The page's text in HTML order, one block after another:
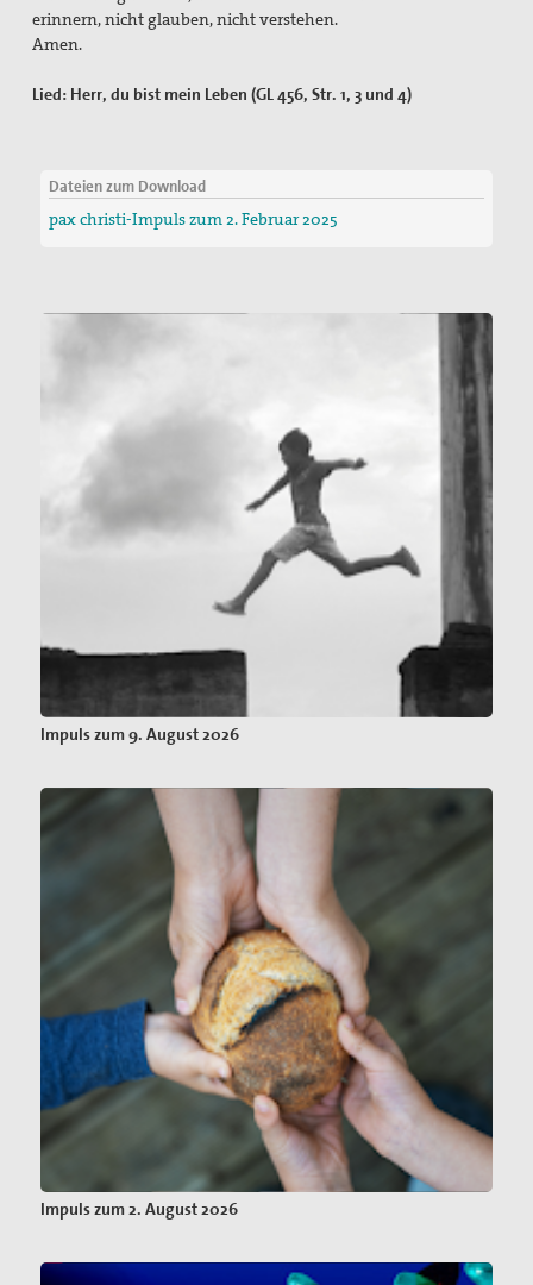
erinnern, nicht glauben, nicht verstehen.
Amen.
Lied: Herr, du bist mein Leben (GL 456, Str. 1, 3 und 4)
Dateien zum Download
pax christi-Impuls zum 2. Februar 2025
Impuls zum 9. August 2026
Impuls zum 2. August 2026